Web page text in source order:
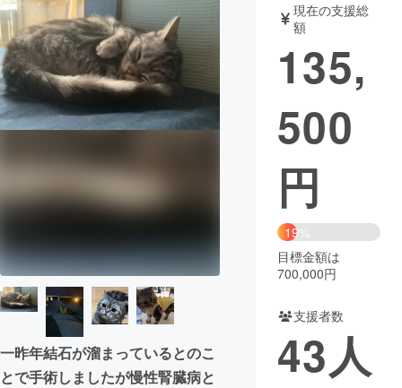
アート・写真
テクノロジー・ガジェット ゲーム・サ
書籍・雑誌
CAMPFIRE for Social Good
CAMPFIREふるさと納税
コミュニティ
一昨年結石が溜まっているとのこ
とで手術しましたが慢性腎臓病と
現在の支援総
額
135,
500
円
19%
目標金額は
700,000円
支援者数
43人